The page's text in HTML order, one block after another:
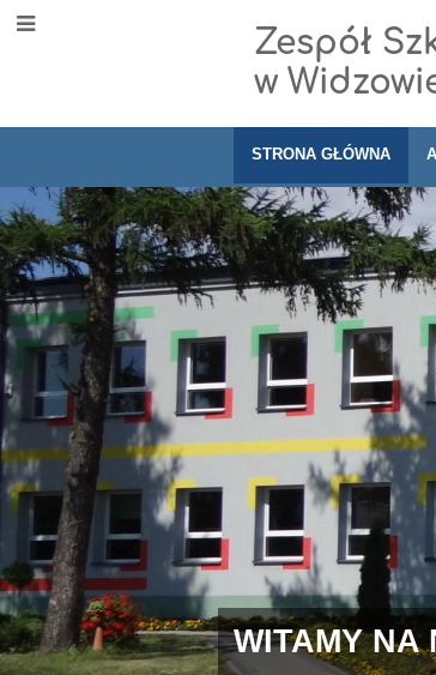
Zespół
w
STRONA GŁÓWNA
Strona
główna